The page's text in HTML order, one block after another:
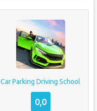
Car Parking Driving School
0,0